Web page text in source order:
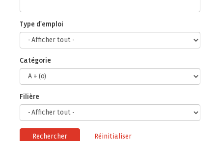
Type d'emploi
Catégorie
Filière
Rechercher Réinitialiser